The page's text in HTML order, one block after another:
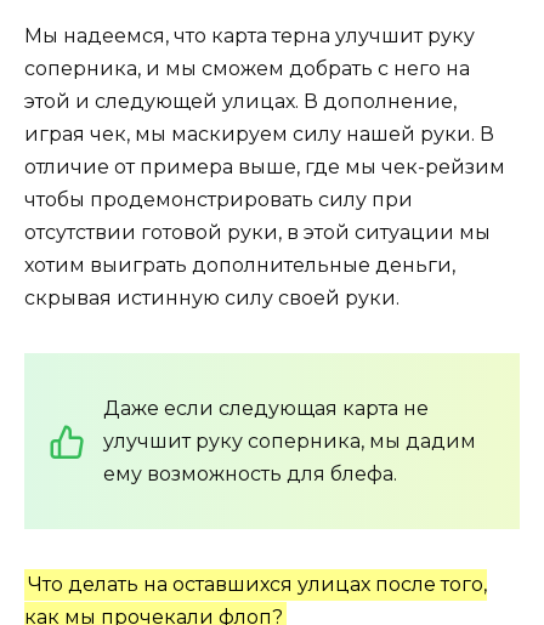
Мы надеемся, что карта терна улучшит руку
соперника, и мы сможем добрать с него на
этой и следующей улицах. В дополнение,
играя чек, мы маскируем силу нашей руки. В
отличие от примера выше, где мы чек-рейзим
чтобы продемонстрировать силу при
отсутствии готовой руки, в этой ситуации мы
хотим выиграть дополнительные деньги,
скрывая истинную силу своей руки.
Даже если следующая карта не
улучшит руку соперника, мы дадим
ему возможность для блефа.
Что делать на оставшихся улицах после того,
как мы прочекали флоп?